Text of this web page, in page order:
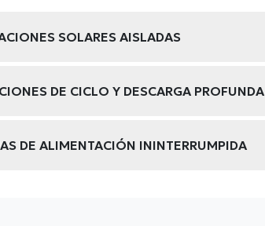
SOLARES AISLADAS
DE CICLO Y DESCARGA PROFUNDA
DE ALIMENTACIÓN ININTERRUMPIDA